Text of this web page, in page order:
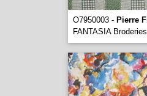
O7950003 - Pierre
FANTASIA Broderies